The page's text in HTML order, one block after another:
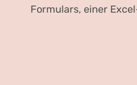
Formulars, einer